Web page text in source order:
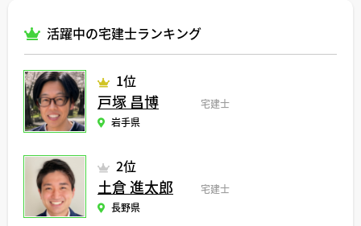
活躍中の宅建士ランキング
1位
戸塚 昌博
宅建士
岩手県
2位
土倉 進太郎
宅建士
長野県